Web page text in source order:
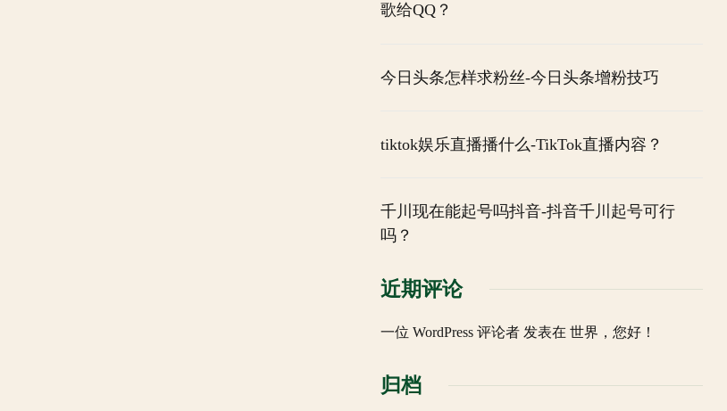
歌给QQ？
今日头条怎样求粉丝-今日头条增粉技巧
tiktok娱乐直播播什么-TikTok直播内容？
千川现在能起号吗抖音-抖音千川起号可行
吗？
近期评论
一位 WordPress 评论者发表在 世界，您好！
归档